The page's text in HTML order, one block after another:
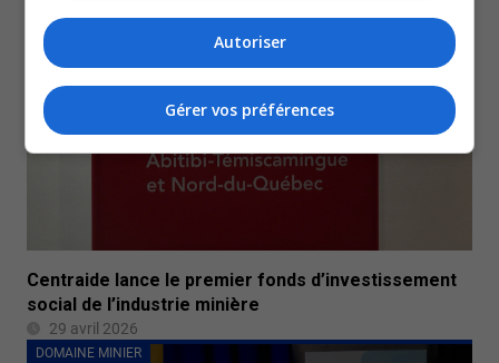
Centraide lance le premier fonds d’investissement
social de l’industrie minière
29 avril 2026
DOMAINE MINIER
Autoriser
Gérer vos préférences